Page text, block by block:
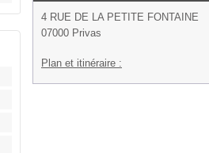
4 RUE DE LA PETITE FONTAINE
07000 Privas
Plan et itinéraire :